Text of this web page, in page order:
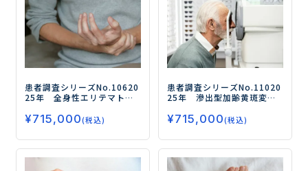
患者調査シリーズNo.10620
25年 全身性エリテマトー
物治療の実態と満足度、新
しい治療薬に求めるニーズ
を探る／ 経口ステロイドの
継続意向がある人が9割、減
量意向がある人が半数－
¥715,000(税込)
患者調査シリーズNo.11020
25年 滲出型加齢黄斑変性
EGF薬治療を中心とするnA
MD治療の実態とニーズを探
る/治療薬のスイッチ意向が
ある人は9割以上！ー
¥715,000(税込)